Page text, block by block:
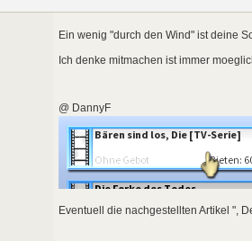
Ein wenig "durch den Wind" ist deine
Ich denke mitmachen ist immer
@ DannyF
Eventuell die nachgestellten Artikel ",